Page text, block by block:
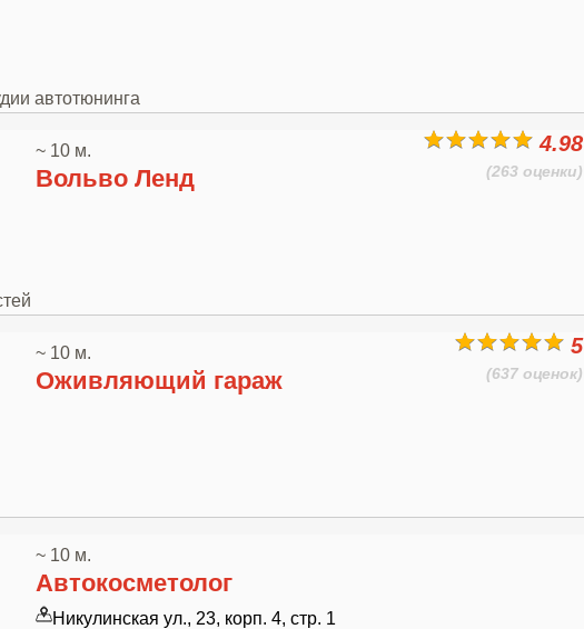
автотюнинга
4.98
(263 оценки)
~ 10 м.
Вольво Ленд
5
(637 оценок)
~ 10 м.
Оживляющий гараж
~ 10 м.
Автокосметолог
Никулинская ул., 23, корп. 4, стр. 1